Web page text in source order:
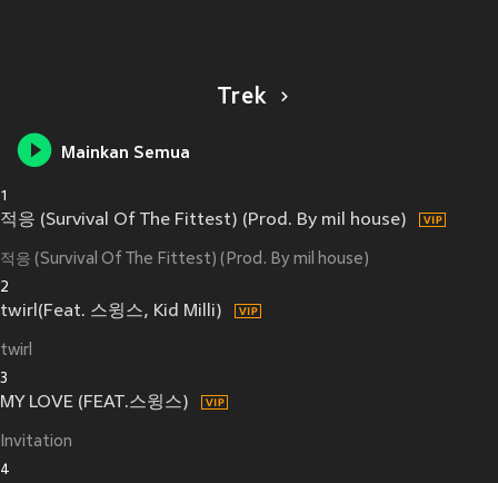
Trek
Mainkan Semua
1
적응 (Survival Of The Fittest) (Prod. By mil house)
적응 (Survival Of The Fittest) (Prod. By mil house)
2
twirl(Feat. 스윙스, Kid Milli)
twirl
3
MY LOVE (FEAT.스윙스)
Invitation
4